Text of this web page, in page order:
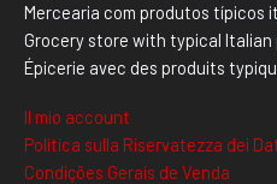
Mercearia com produtos típicos
Grocery store with typical Italian
Épicerie avec des produits
Il mio account
Politica sulla Riservatezza dei
Condições Gerais de Venda